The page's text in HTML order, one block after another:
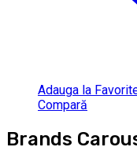
Adauga la
Compară
Brands